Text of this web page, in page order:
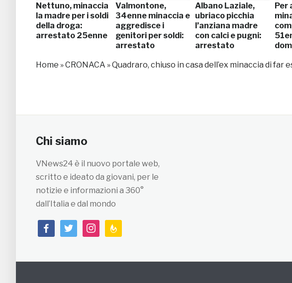
Nettuno, minaccia
la madre per i soldi
della droga:
arrestato 25enne
Valmontone,
34enne minaccia e
aggredisce i
genitori per soldi:
arrestato
Albano Laziale,
ubriaco picchia
l’anziana madre
con calci e pugni:
arrestato
Per
Home »CRONACA »Quadraro, chiuso in casa dell’ex minaccia di
Chi siamo
VNews24 è il nuovo portale web,
scritto e ideato da giovani, per le
notizie e informazioni a 360°
dall’Italia e dal mondo
facebooktwitterinstagramfeedburner